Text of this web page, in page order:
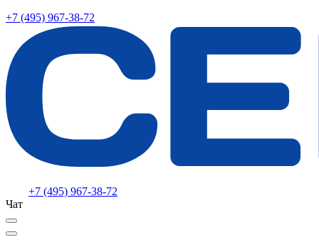
+7 (495) 967-38-72
+7 (495) 967-38-72
Чат